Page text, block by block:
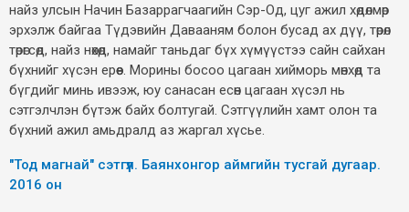
найз улсын Начин Базаррагчаагийн Сэр-Од, цуг ажил хөдөлмөр
эрхэлж байгаа Түдэвийн Давааням болон бусад ах дүү, төрөл
төрөгсөд, найз нөхөд, намайг таньдаг бүх хүмүүстээ сайн сайхан
бүхнийг хүсэн ерөөе. Морины босоо цагаан хийморь мөнхөд та
бүгдийг минь ивээж, юу санасан есөн цагаан хүсэл нь
сэтгэлчлэн бүтэж байх болтугай. Сэтгүүлийн хамт олон та
бүхний ажил амьдралд аз жаргал хүсье.
"Тод магнай" сэтгүүл. Баянхонгор аймгийн тусгай дугаар.
2016 он